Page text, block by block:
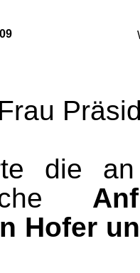
die
Hofer